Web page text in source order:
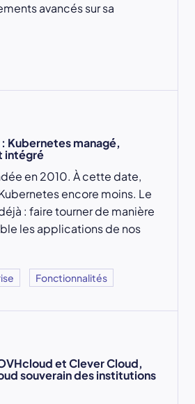
avancés sur sa
Kubernetes managé,
intégré
en 2010. À cette date,
encore moins. Le
: faire tourner de manière
les applications de nos
Fonctionnalités
et Clever Cloud,
souverain des institutions